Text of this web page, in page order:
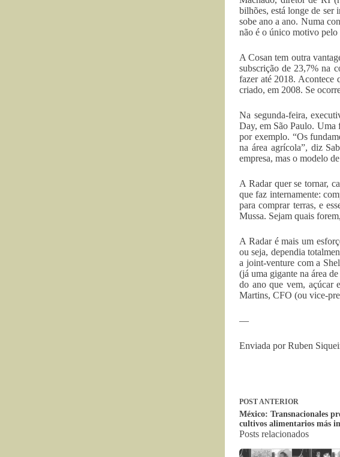
bilhões, está longe de ser
sobe ano a ano. Numa
não é o único motivo pelo
A Cosan tem outra
subscrição de 23,7% na
fazer até 2018. Acontece
criado, em 2008. Se
Na segunda-feira,
Day, em São Paulo. Uma
por exemplo. “Os
na área agrícola”, diz
empresa, mas o modelo
A Radar quer se tornar,
que faz internamente:
para comprar terras, e
Mussa. Sejam quais
A Radar é mais um
ou seja, dependia
a joint-venture com a
(já uma gigante na área
do ano que vem, açúcar
Martins, CFO (ou vice-
—
Enviada por Ruben
POSTANTERIOR
México: Transnacionales
cultivos alimentarios más
Posts relacionados